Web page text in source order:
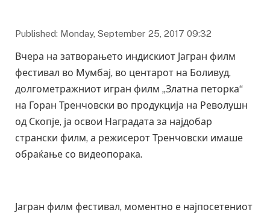
Published: Monday, September 25, 2017 09:32
Вчера на затворањето индискиот Јагран филм
фестивал во Мумбај, во центарот на Боливуд,
долгометражниот игран филм „Златна петорка“
на Горан Тренчовски во продукција на Револушн
од Скопје, ја освои Наградата за најдобар
странски филм, а режисерот Тренчовски имаше
обраќање со видеопорака.
Јагран филм фестивал, моментно е најпосетениот